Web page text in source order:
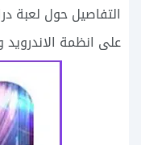
التفاصيل حول لعبة
على انظمة الاندرويد